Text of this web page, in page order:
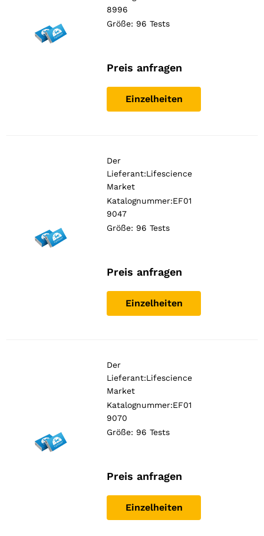
8996
Größe: 96 Tests
Preis anfragen
Einzelheiten
Der
Lieferant:Lifescience
Market
Katalognummer:EF01
9047
Größe: 96 Tests
Preis anfragen
Einzelheiten
Der
Lieferant:Lifescience
Market
Katalognummer:EF01
9070
Größe: 96 Tests
Preis anfragen
Einzelheiten